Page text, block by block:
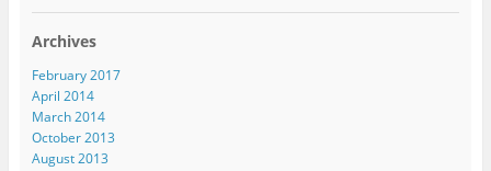
Archives
February 2017
April 2014
March 2014
October 2013
August 2013